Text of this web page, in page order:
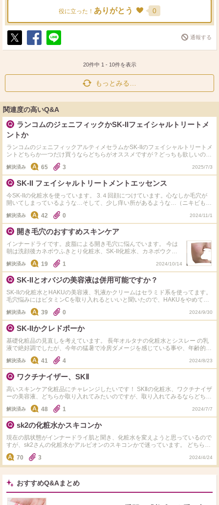
役に立った！ ありがとう 0
ポ
シ
送
通報する
20件中 1 - 10件を表示
もっとみる…
関連度の高いQ&A
ランコムのジェニフィックかSK-IIフェイシャルトリートメ
ントか
ランコムのジェニフィックアルティメセラムかSK-IIのフェイシャルトリートメ
ントどちらか一つだけ買うならどちらがオススメですが？どっちも欲しいので
すがお金が、、 両方使用したことある方、どうでしたか？ ちなみに今使って
る化粧水は無添加系の安いものです。美容液は使用しておりません。昔SK-IIを
使ったことありますが肌荒れ等しませんでした。 三十代半ば、一番気になる
のはたるみです。次にくすみです。 オススメを教えてください。 よろしくお
願いいたします。
解決済み 65 3 2025/7/3
SK-II フェイシャルトリートメントエッセンス
今SK-IIの化粧水を使っています。 3.４回顔につけています。心なしか毛穴が
開いてしまっているような…そして、少し痒い所があるような…（ニキビも顎
にできたのですが、これはホルモンかな？）でも、肌の透明感は確実に出たの
で嬉しいです。これは化粧水があっていないのでしょうか？
解決済み 42 0 2024/11/1
開き毛穴のおすすめスキンケア
インナードライです。皮脂による開き毛穴に悩んでいます。 今は
朝は洗顔後カネボウふきとり化粧水、SK-II化粧水、カネボウクリ
ームインデイをつかってます。 ↑これを使ってる日中は少しべたつ
きます。若干突っ張るかな？という時もあるので、乾燥してカサカ
サになるせいでの開き毛穴ではなくて、皮脂による開き毛穴かな？
と思ってます。 カウンターで測るといつも水分量が少なくて油は
普通です。キメが荒いです。 ●資生堂 オイデルミンエッセンスロ
ーション ●SK-II フェイシャルトリートメントエッセンス ●カネボ
ウ スキンハーモナイザー ●dプログラム バランスケアローショ
ン 今はこの中で何を使うか悩んでます。どれが1番効果ありそうで
無印、キュレル、アルージェ、ミノン、ドクターケイ、ドクターシ
ーラボは合わないです。 あとあんまりプチプラなのもちょっ
と、、、という感じです。 （子供が多いので美容医療は数年行け
ません。スキンケアで少しでもマシになりたいです。写真は室内で
解決済み 19 1 2024/10/14
SK-IIとオバジの美容液は併用可能ですか？
SK-IIの化粧水とHAKUの美容液、乳液かクリームはセラミド系を使ってます。
毛穴悩みにはビタミンCを取り入れるといいと聞いたので、HAKUをやめてオ
バジの20の美容液を使ってみたいです。 私の中でSK-IIって攻めたスキンケア
ってイメージなので、オバジの20の美容液と一緒につかうと肌に負担かな？と
思いました。 肌はめっちゃ強い！ってわけではないです。そのへんのピーリ
ング美容液は使えるのでめっちゃ弱いわけでもないです。 赤くはなりやすい
です。 普通肌でしたら併用可能ですか？ やめといた方がいいですか？ そもそ
もSK-II使ってたらビタミンは塗るスキンケアでは取り入れなくてもいいです
か？ (SK-II製品はなぜか化粧水以外は肌に合わないのでできないです)
解決済み 39 0 2024/9/30
SK-IIかクレドポーか
基礎化粧品の見直しを考えています。 長年オルタナの化粧水とシスレー の乳
液で絶好調でしたが、今年の猛暑で冷房ダメージを感じている事や、年齢的に
肌のハリが気になってきました。かすかでが、目の周りの小皺も気になってき
ました。 元々肌はきめ細かく、滑らかな肌です。吹き出物も出ないです。 SK-
IIの化粧水とクリームにするか、ベースメイクでも使っているクレドポーの化
粧水と夜用乳液にするかで大いに悩んでいます。 どちらもサンプル体験済み
ですが、ランニングコスト含め、どちらが良いかよくわからないです。 やは
り高価なので皆様からご意見を頂戴したく。
解決済み 41 4 2024/8/23
ワクチナイザー、SKⅡ
高いスキンケア化粧品にチャレンジしたいです！ SKⅡの化粧水、ワクチナイザ
ーの美容液、どちらか取り入れてみたいのですが、取り入れてみるならどちら
からでしょうか？ 今の肌悩みはキメが整ってなく毛穴が開いている箇所が目
立つことと、色むらくすみです。シミも悩みですがいつか取りたいです。。
解決済み 48 1 2024/7/7
sk2の化粧水かスキコンか
現在の肌状態がインナードライ肌と聞き、化粧水を変えようと思っているので
すが、sk2さんの化粧水かアルビオンのスキコンかで迷っています。 どちらが
いいでしょうか？
70 3 2024/4/24
おすすめQ&Aまとめ